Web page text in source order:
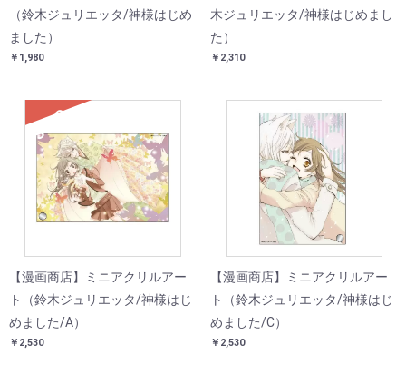
（鈴木ジュリエッタ/神様はじめ
ました）
￥1,980
木ジュリエッタ/神様はじめまし
た）
￥2,310
SOLD
【漫画商店】ミニアクリルアー
ト（鈴木ジュリエッタ/神様はじ
めました/A）
￥2,530
【漫画商店】ミニアクリルアー
ト（鈴木ジュリエッタ/神様はじ
めました/C）
￥2,530